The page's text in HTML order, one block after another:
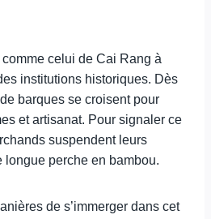
celui de Cai Rang à
institutions historiques. Dès
barques se croisent pour
et artisanat. Pour signaler ce
suspendent leurs
longue perche en bambou.
de s’immerger dans cet